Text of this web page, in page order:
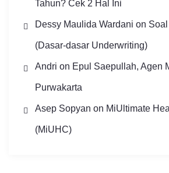
Tahun? Cek 2 Hal Ini
Dessy Maulida Wardani on
(Dasar-dasar Underwriting)
Andri on Epul Saepullah, Agen
Purwakarta
Asep Sopyan on MiUltimate
(MiUHC)